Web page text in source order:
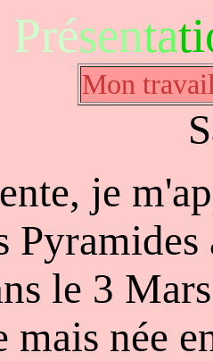
Présenta
Mon
je
le 3
mais née